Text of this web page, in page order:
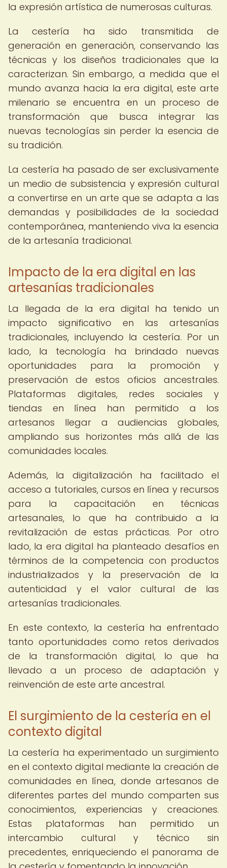
la expresión artística de numerosas culturas.
La cestería ha sido transmitida de
generación en generación, conservando las
técnicas y los diseños tradicionales que la
caracterizan. Sin embargo, a medida que el
mundo avanza hacia la era digital, este arte
milenario se encuentra en un proceso de
transformación que busca integrar las
nuevas tecnologías sin perder la esencia de
su tradición.
La cestería ha pasado de ser exclusivamente
un medio de subsistencia y expresión cultural
a convertirse en un arte que se adapta a las
demandas y posibilidades de la sociedad
contemporánea, manteniendo viva la esencia
de la artesanía tradicional.
Impacto de la era digital en las
artesanías tradicionales
La llegada de la era digital ha tenido un
impacto significativo en las artesanías
tradicionales, incluyendo la cestería. Por un
lado, la tecnología ha brindado nuevas
oportunidades para la promoción y
preservación de estos oficios ancestrales.
Plataformas digitales, redes sociales y
tiendas en línea han permitido a los
artesanos llegar a audiencias globales,
ampliando sus horizontes más allá de las
comunidades locales.
Además, la digitalización ha facilitado el
acceso a tutoriales, cursos en línea y recursos
para la capacitación en técnicas
artesanales, lo que ha contribuido a la
revitalización de estas prácticas. Por otro
lado, la era digital ha planteado desafíos en
términos de la competencia con productos
industrializados y la preservación de la
autenticidad y el valor cultural de las
artesanías tradicionales.
En este contexto, la cestería ha enfrentado
tanto oportunidades como retos derivados
de la transformación digital, lo que ha
llevado a un proceso de adaptación y
reinvención de este arte ancestral.
El surgimiento de la cestería en el
contexto digital
La cestería ha experimentado un surgimiento
en el contexto digital mediante la creación de
comunidades en línea, donde artesanos de
diferentes partes del mundo comparten sus
conocimientos, experiencias y creaciones.
Estas plataformas han permitido un
intercambio cultural y técnico sin
precedentes, enriqueciendo el panorama de